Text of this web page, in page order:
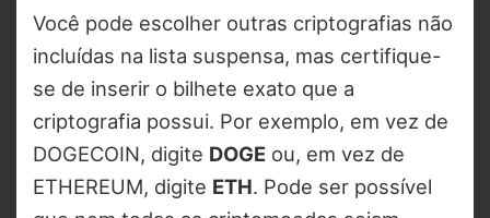
Você pode escolher outras criptografias não
incluídas na lista suspensa, mas certifique-
se de inserir o bilhete exato que a
criptografia possui. Por exemplo, em vez de
DOGECOIN, digite DOGE ou, em vez de
ETHEREUM, digite ETH. Pode ser possível